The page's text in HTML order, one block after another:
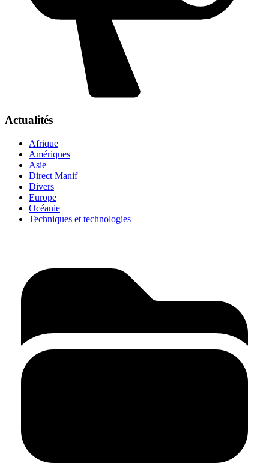
Actualités
Afrique
Amériques
Asie
Direct Manif
Divers
Europe
Océanie
Techniques et technologies